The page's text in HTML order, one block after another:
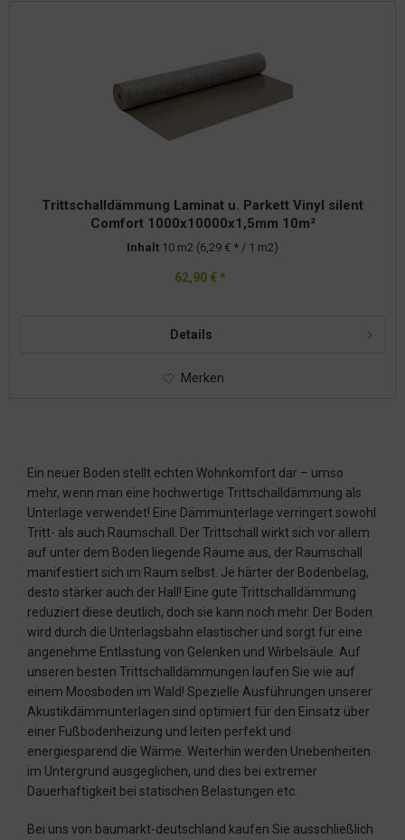
Trittschalldämmung Laminat u. Parkett Vinyl silent
Comfort 1000x10000x1,5mm 10m²
Inhalt 10 m2 (6,29 € * / 1 m2)
62,90 € *
Details
Merken
Ein neuer Boden stellt echten Wohnkomfort dar – umso
mehr, wenn man eine hochwertige Trittschalldämmung als
Unterlage verwendet! Eine Dämmunterlage verringert sowohl
Tritt- als auch Raumschall. Der Trittschall wirkt sich vor allem
auf unter dem Boden liegende Räume aus, der Raumschall
manifestiert sich im Raum selbst. Je härter der Bodenbelag,
desto stärker auch der Hall! Eine gute Trittschalldämmung
reduziert diese deutlich, doch sie kann noch mehr. Der Boden
wird durch die Unterlagsbahn elastischer und sorgt für eine
angenehme Entlastung von Gelenken und Wirbelsäule. Auf
unseren besten Trittschalldämmungen laufen Sie wie auf
einem Moosboden im Wald! Spezielle Ausführungen unserer
Akustikdämmunterlagen sind optimiert für den Einsatz über
einer Fußbodenheizung und leiten perfekt und
energiesparend die Wärme. Weiterhin werden Unebenheiten
im Untergrund ausgeglichen, und dies bei extremer
Dauerhaftigkeit bei statischen Belastungen etc.
Bei uns von baumarkt-deutschland kaufen Sie ausschließlich